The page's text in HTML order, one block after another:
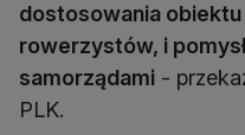
dostosowania
rowerzystów, i
samorządami -
PLK.